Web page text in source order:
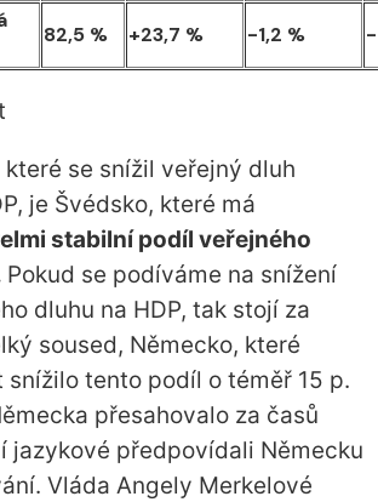
82,5 % +23,7 % -1,2 %
které se snížil veřejný dluh
je Švédsko, které má
stabilní podíl veřejného
Pokud se podíváme na snížení
dluhu na HDP, tak stojí za
soused, Německo, které
snížilo tento podíl o téměř 15 p.
přesahovalo za časů
jazykové předpovídali Německu
Vláda Angely Merkelové